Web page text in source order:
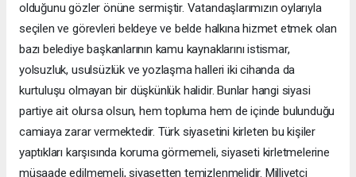
olduğunu gözler önüne sermiştir. Vatandaşlarımızın oylarıyla
seçilen ve görevleri beldeye ve belde halkına hizmet etmek olan
bazı belediye başkanlarının kamu kaynaklarını istismar,
yolsuzluk, usulsüzlük ve yozlaşma halleri iki cihanda da
kurtuluşu olmayan bir düşkünlük halidir. Bunlar hangi siyasi
partiye ait olursa olsun, hem topluma hem de içinde bulunduğu
camiaya zarar vermektedir. Türk siyasetini kirleten bu kişiler
yaptıkları karşısında koruma görmemeli, siyaseti kirletmelerine
müsaade edilmemeli, siyasetten temizlenmelidir. Milliyetçi